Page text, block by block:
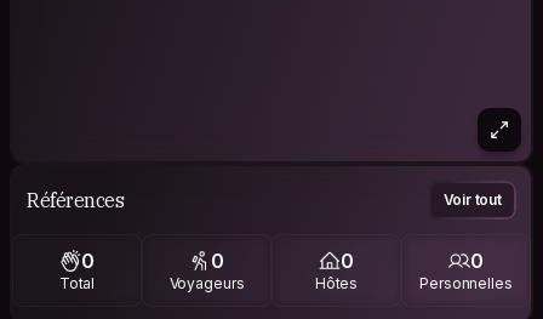
Références Voir tout
0
Total
0
Voyageurs
0
Hôtes
0
Personnelles